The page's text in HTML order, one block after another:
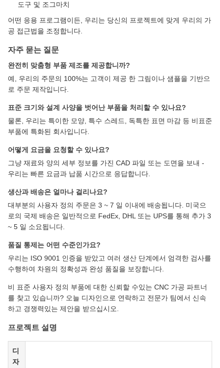
도구 및 조그마치
어떤 응용 프로그램이든, 우리는 당신의 프로젝트에 맞게 우리의 가
공 접근법을 조정합니다.
자주 묻는 질문
완전히 맞춤형 부품 제조를 제공합니까?
예, 우리의 주문의 100%는 고객이 제공 한 그림이나 샘플을 기반으
로 주문 제작입니다.
표준 크기와 설계 사양을 벗어난 부품을 처리할 수 있나요?
물론, 우리는 특이한 모양, 특수 스레드, 독특한 표면 마감 등 비표준
부품에 특화된 회사입니다.
어떻게 요금을 요청할 수 있나요?
그냥 재료와 양의 세부 정보를 가진 CAD 파일 또는 도면을 보내 -
우리는 빠른 요금과 납품 시간으로 응답합니다.
생산과 배송은 얼마나 걸리나요?
대부분의 사용자 정의 주문은 3 ~ 7 일 이내에 배송됩니다. 미국으
로의 국제 배송은 일반적으로 FedEx, DHL 또는 UPS를 통해 추가 3
~ 5 일 소요됩니다.
품질 통제는 어떤 수준인가요?
우리는 ISO 9001 인증을 받았고 여러 생산 단계에서 엄격한 검사를
수행하여 차원의 정확성과 완성 품질을 보장합니다.
비 표준 사용자 정의 부품에 대한 신뢰할 수있는 CNC 가공 파트너
를 찾고 있습니까? 오늘 디자인으로 연락하고 전문가 팀에서 신속
하고 경쟁력있는 제안을 받으십시오.
프로젝트 설명
디
자